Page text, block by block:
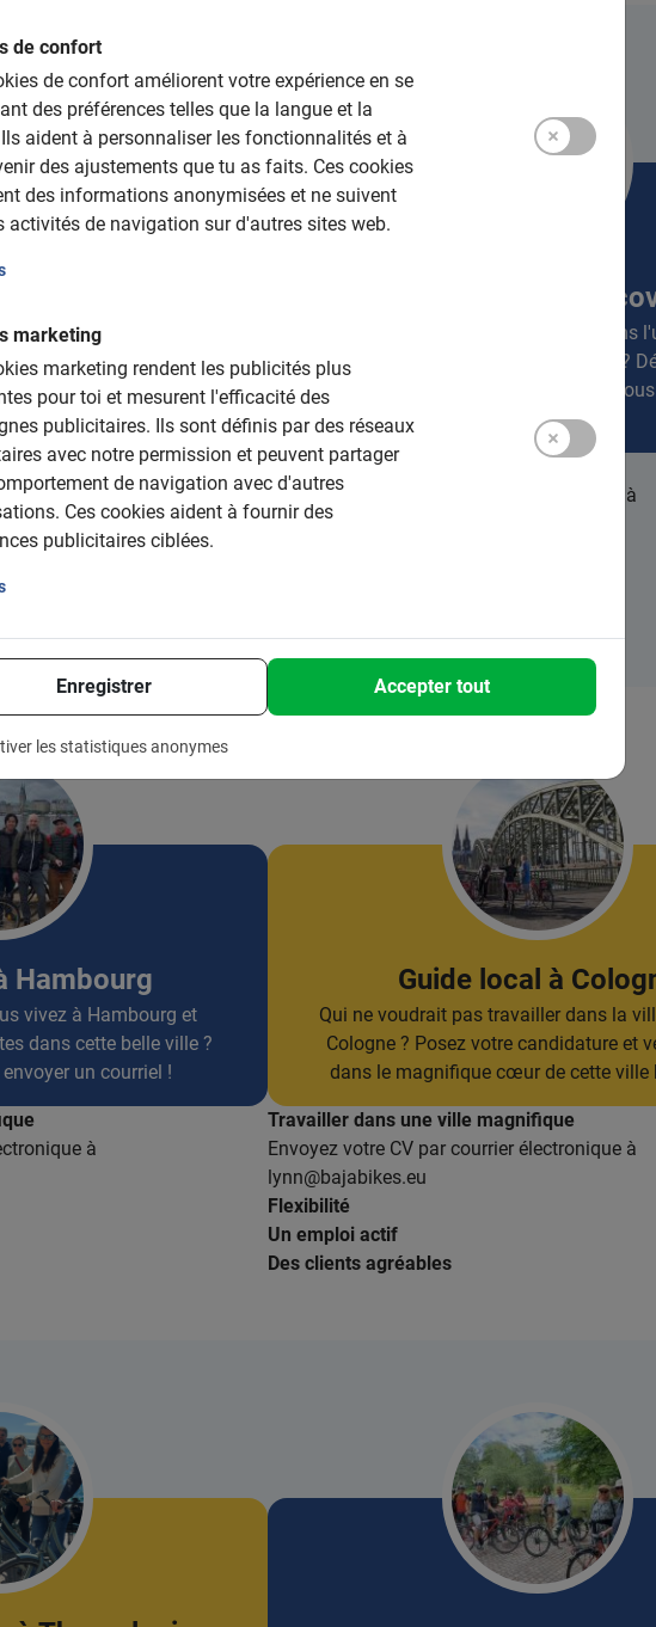
de confort
de confort améliorent votre expérience en se
des préférences telles que la langue et la
Ils aident à personnaliser les fonctionnalités et à
des ajustements que tu as faits. Ces cookies
des informations anonymisées et ne suivent
activités de navigation sur d'autres sites web.
marketing
marketing rendent les publicités plus
pour toi et mesurent l'efficacité des
publicitaires. Ils sont définis par des réseaux
avec notre permission et peuvent partager
de navigation avec d'autres
Ces cookies aident à fournir des
publicitaires ciblées.
Enregistrer Accepter tout
les statistiques anonymes
à Séville
Seville ? Envoyez-
maintenant !
à
Guide local à
Vous souhaitez vivre et travailler dans
belles villes historiques de Pologne ?
opportunités à Cracovie et envoyez-
dès maintenant !
Un emploi à l'étranger
Envoyez votre CV par courrier électronique à
lynn@bajabikes.eu
Hambourg
vivez à Hambourg et
dans cette belle ville ?
un courriel !
à
Guide local à
Qui ne voudrait pas travailler dans la
Cologne ? Posez votre candidature et
dans le magnifique cœur de cette ville
Travailler dans une ville magnifique
Envoyez votre CV par courrier électronique à
lynn@bajabikes.eu
Flexibilité
Un emploi actif
Des clients agréables